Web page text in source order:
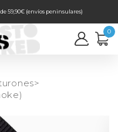
59,90€ (envíos peninsulares)
0